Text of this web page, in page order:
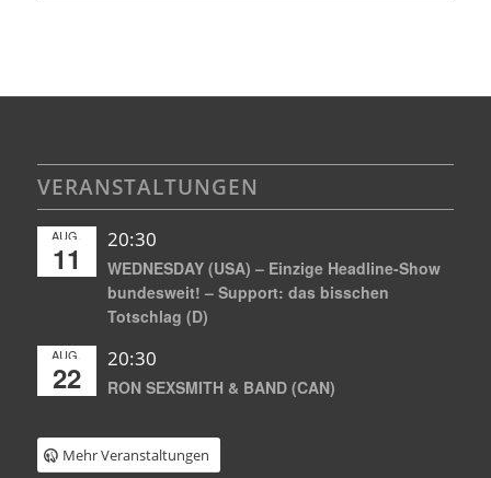
VERANSTALTUNGEN
AUG.
11
20:30
WEDNESDAY (USA) – Einzige Headline-Show
bundesweit! – Support: das bisschen
Totschlag (D)
AUG.
22
20:30
RON SEXSMITH & BAND (CAN)
Mehr Veranstaltungen